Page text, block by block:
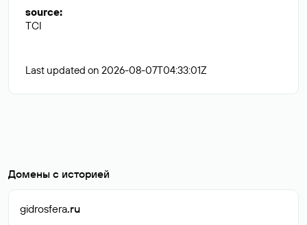
source:
TCI
Last updated on 2026-08-07T04:33:01Z
Домены с историей
gidrosfera.ru